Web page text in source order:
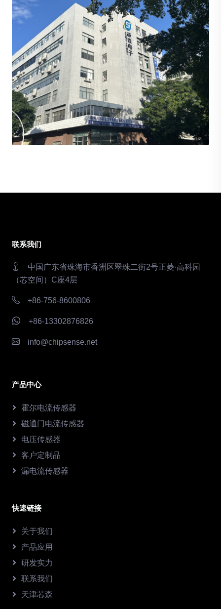
联系我们
中国广东省珠海市香洲区翠珠二街2号正菱·高科园
（芯空间）C座4层
+86-756-8600806
+86-13302876826
info@chipsense.net
产品中心
霍尔电流传感器
磁通门电流传感器
电压传感器
客户定制品
漏电流传感器
快速链接
关于我们
产品应用
研发实力
联系我们
天津芯森